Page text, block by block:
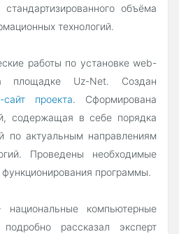
объёма
технологий.
работы по установке web-
площадке Uz-Net. Создан
сайт проекта. Сформирована
содержащая в себе порядка
по актуальным направлениям
Проведены необходимые
функционирования программы.
компьютерные
рассказал эксперт